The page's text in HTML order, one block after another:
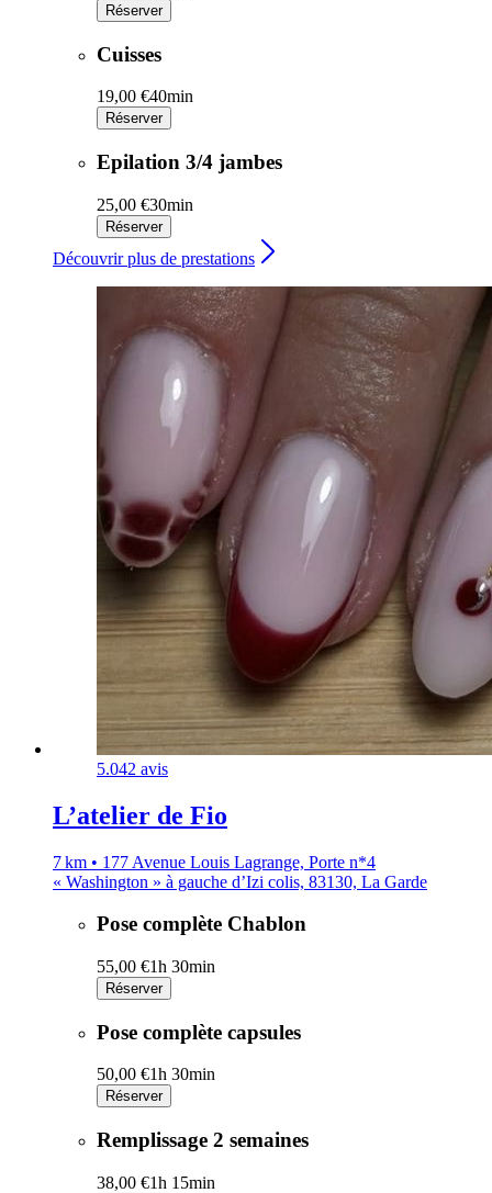
Réserver
Cuisses
19,00 €40min
Réserver
Epilation 3/4 jambes
25,00 €30min
Réserver
Découvrir plus de prestations
5.042 avis
L’atelier de Fio
7 km • 177 Avenue Louis Lagrange, Porte n*4
« Washington » à gauche d’Izi colis, 83130, La Garde
Pose complète Chablon
55,00 €1h 30min
Réserver
Pose complète capsules
50,00 €1h 30min
Réserver
Remplissage 2 semaines
38,00 €1h 15min